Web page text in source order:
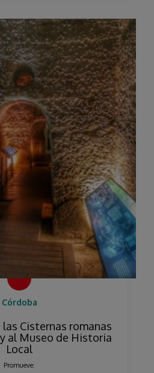
Córdoba
Cisternas romanas
al Museo de Historia
Local
Promueve: